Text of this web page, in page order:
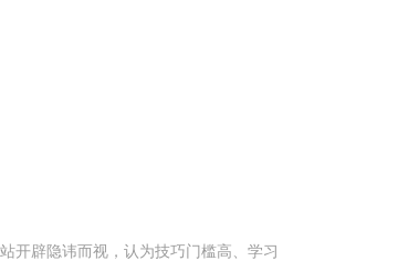
开辟隐讳而视，认为技巧门槛高、学习